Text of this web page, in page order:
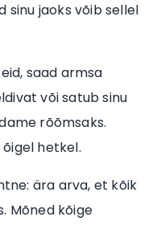
sinu jaoks võib sellel
saad armsa
või satub sinu
rõõmsaks.
õigel hetkel.
ära arva, et kõik
Mõned kõige